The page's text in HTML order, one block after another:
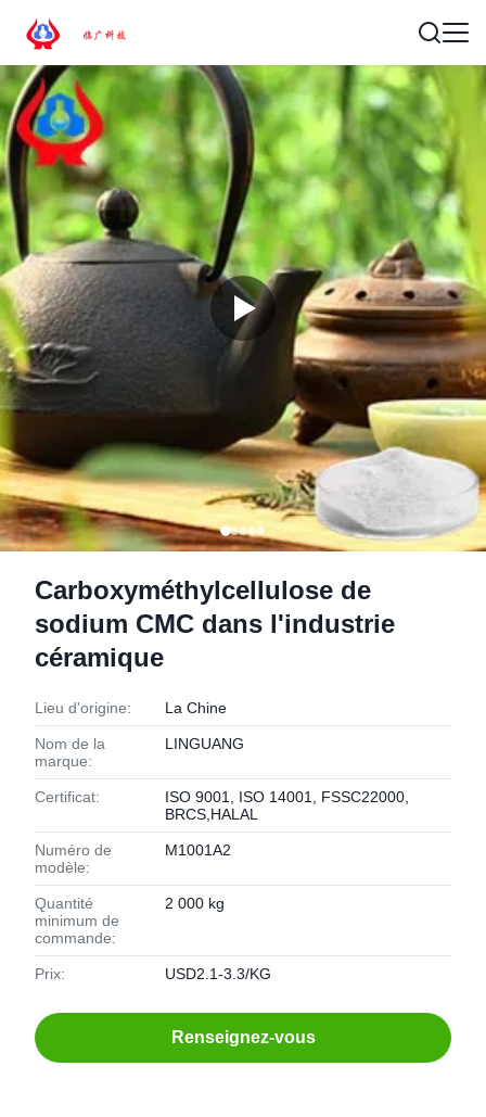
Carboxyméthylcellulose de
sodium CMC dans l'industrie
céramique
Lieu d'origine: La Chine
Nom de la
marque:
LINGUANG
Certificat:
ISO 9001, ISO 14001, FSSC22000,
BRCS,HALAL
Numéro de
modèle:
M1001A2
Quantité
minimum de
commande:
2 000 kg
Prix: USD2.1-3.3/KG
Renseignez-vous